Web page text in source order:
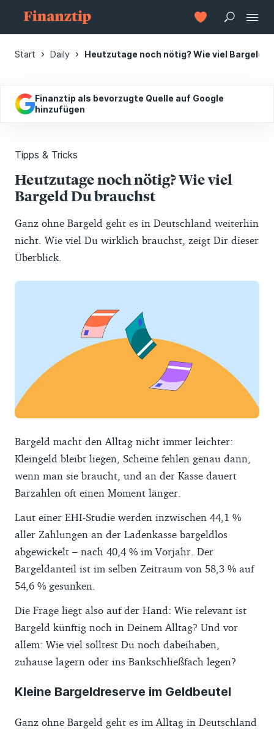
Start Daily Heutzutage noch nötig? Wie viel Bargeld
Finanztip als bevorzugte Quelle auf Google
hinzufügen
Tipps & Tricks
Heutzutage noch nötig? Wie viel
Bargeld Du brauchst
Ganz ohne Bargeld geht es in Deutschland weiterhin
nicht. Wie viel Du wirklich brauchst, zeigt Dir dieser
Überblick.
Bargeld macht den Alltag nicht immer leichter:
Kleingeld bleibt liegen, Scheine fehlen genau dann,
wenn man sie braucht, und an der Kasse dauert
Barzahlen oft einen Moment länger.
Laut einer EHI-Studie werden inzwischen 44,1 %
aller Zahlungen an der Ladenkasse bargeldlos
abgewickelt – nach 40,4 % im Vorjahr. Der
Bargeldanteil ist im selben Zeitraum von 58,3 % auf
54,6 % gesunken.
Die Frage liegt also auf der Hand: Wie relevant ist
Bargeld künftig noch in Deinem Alltag? Und vor
allem: Wie viel solltest Du noch dabeihaben,
zuhause lagern oder ins Bankschließfach legen?
Kleine Bargeldreserve im Geldbeutel
Ganz ohne Bargeld geht es im Alltag in Deutschland